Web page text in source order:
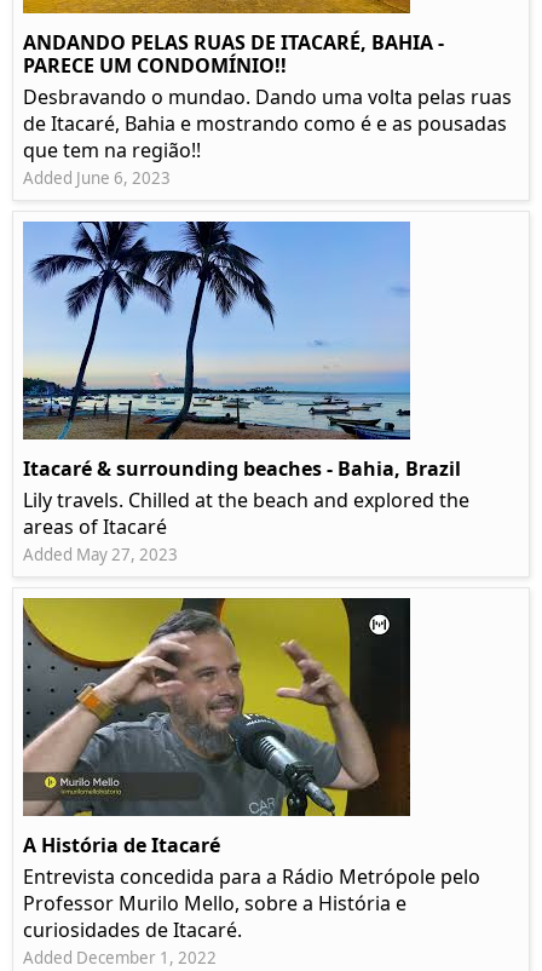
ANDANDO PELAS RUAS DE ITACARÉ, BAHIA -
PARECE UM CONDOMÍNIO!!
Desbravando o mundao. Dando uma volta pelas ruas
de Itacaré, Bahia e mostrando como é e as pousadas
que tem na região!!
Added June 6, 2023
Itacaré & surrounding beaches - Bahia, Brazil
Lily travels. Chilled at the beach and explored the
areas of Itacaré
Added May 27, 2023
A História de Itacaré
Entrevista concedida para a Rádio Metrópole pelo
Professor Murilo Mello, sobre a História e
curiosidades de Itacaré.
Added December 1, 2022